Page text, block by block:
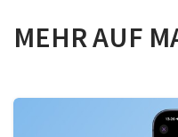
MEHR AUF